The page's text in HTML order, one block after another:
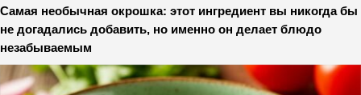
Самая необычная окрошка: этот ингредиент вы никогда бы
не догадались добавить, но именно он делает блюдо
незабываемым